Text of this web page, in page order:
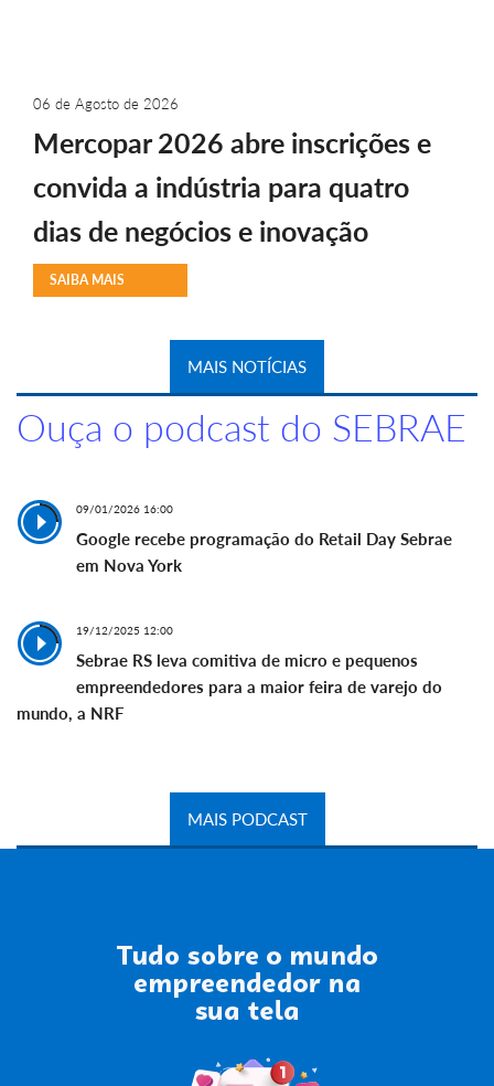
06 de Agosto de 2026
Mercopar 2026 abre inscrições e
convida a indústria para quatro
dias de negócios e inovação
SAIBA MAIS
MAIS NOTÍCIAS
Ouça o podcast do SEBRAE
09/01/2026 16:00
Google recebe programação do Retail Day Sebrae
em Nova York
19/12/2025 12:00
Sebrae RS leva comitiva de micro e pequenos
empreendedores para a maior feira de varejo do
mundo, a NRF
MAIS PODCAST